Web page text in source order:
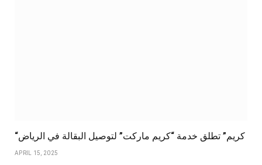
“كريم” تطلق خدمة “كريم ماركت” لتوصيل البقالة في الرياض
APRIL 15, 2025